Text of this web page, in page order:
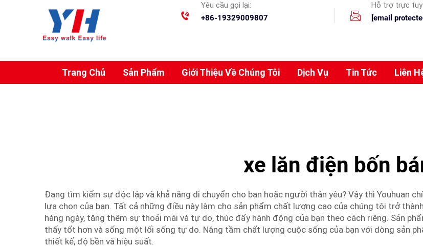
Yêu cầu gọi lại:
+86-19329009807
Hỗ trợ trực
[email
Trang Chủ Sản Phẩm Giới Thiệu Về Chúng Tôi Dịch Vụ Tin Tức Liên
xe lăn điện bốn
Đang tìm kiếm sự độc lập và khả năng di chuyển cho bạn hoặc người thân yêu? Vậy thì Youhuan
lựa chọn của bạn. Tất cả những điều này làm cho sản phẩm chất lượng cao của chúng tôi trở
hàng ngày, tăng thêm sự thoải mái và tự do, thúc đẩy hành động của bạn theo cách riêng. Sản
thấy tốt hơn và sống một lối sống tự do. Nâng tầm chất lượng cuộc sống của bạn với dòng sản
thiết kế, độ bền và hiệu suất.